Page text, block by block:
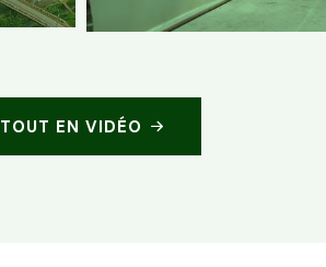
TOUT EN VIDÉO